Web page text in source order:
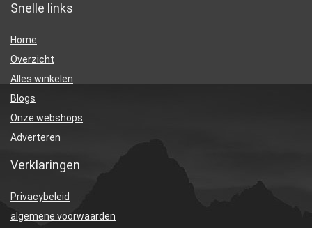
Snelle links
Home
Overzicht
Alles winkelen
Blogs
Onze webshops
Adverteren
Verklaringen
Privacybeleid
algemene voorwaarden